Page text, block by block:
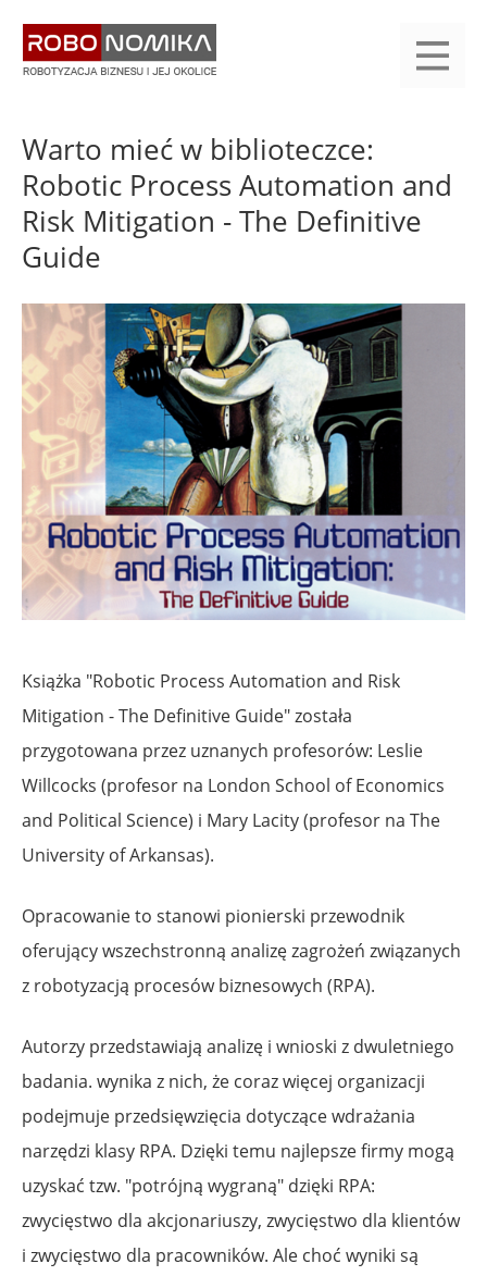
treści
yasne
main
menu
Warto mieć w biblioteczce:
Robotic Process Automation and
Risk Mitigation - The Definitive
Guide
Książka "Robotic Process Automation and Risk
Mitigation - The Definitive Guide" została
przygotowana przez uznanych profesorów: Leslie
Willcocks (profesor na London School of Economics
and Political Science) i Mary Lacity (profesor na The
University of Arkansas).
Opracowanie to stanowi pionierski przewodnik
oferujący wszechstronną analizę zagrożeń związanych
z robotyzacją procesów biznesowych (RPA).
Autorzy przedstawiają analizę i wnioski z dwuletniego
badania. wynika z nich, że coraz więcej organizacji
podejmuje przedsięwzięcia dotyczące wdrażania
narzędzi klasy RPA. Dzięki temu najlepsze firmy mogą
uzyskać tzw. "potrójną wygraną" dzięki RPA:
zwycięstwo dla akcjonariuszy, zwycięstwo dla klientów
i zwycięstwo dla pracowników. Ale choć wyniki są